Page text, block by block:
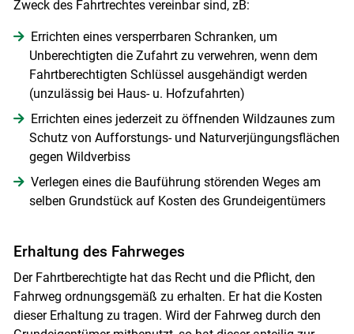
Zweck des Fahrtrechtes vereinbar sind, zB:
Errichten eines versperrbaren Schranken, um
Unberechtigten die Zufahrt zu verwehren, wenn dem
Fahrtberechtigten Schlüssel ausgehändigt werden
(unzulässig bei Haus- u. Hofzufahrten)
Errichten eines jederzeit zu öffnenden Wildzaunes zum
Schutz von Aufforstungs- und Naturverjüngungsflächen
gegen Wildverbiss
Verlegen eines die Bauführung störenden Weges am
selben Grundstück auf Kosten des Grundeigentümers
Erhaltung des Fahrweges
Der Fahrtberechtigte hat das Recht und die Pflicht, den
Fahrweg ordnungsgemäß zu erhalten. Er hat die Kosten
dieser Erhaltung zu tragen. Wird der Fahrweg durch den